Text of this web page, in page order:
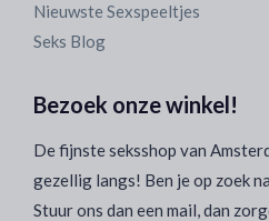
Nieuwste Sexspeeltjes
Seks Blog
Bezoek onze winkel!
De fijnste seksshop van
gezellig langs! Ben je op zoek
Stuur ons dan een mail, dan